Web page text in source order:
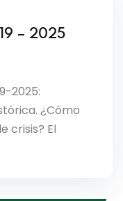
– 2025
2025:
¿Cómo
crisis? El